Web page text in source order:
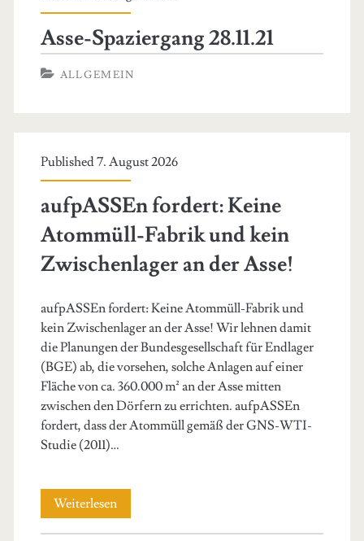
nicht
Asse-Spaziergang 28.11.21
ALLGEMEIN
Published 7. August 2026
aufpASSEn fordert: Keine
Atommüll-Fabrik und kein
Zwischenlager an der Asse!
aufpASSEn fordert: Keine Atommüll-Fabrik und
kein Zwischenlager an der Asse! Wir lehnen damit
die Planungen der Bundesgesellschaft für Endlager
(BGE) ab, die vorsehen, solche Anlagen auf einer
Fläche von ca. 360.000 m² an der Asse mitten
zwischen den Dörfern zu errichten. aufpASSEn
fordert, dass der Atommüll gemäß der GNS-WTI-
Studie (2011)…
WeiterlesenaufpASSEn
fordert: